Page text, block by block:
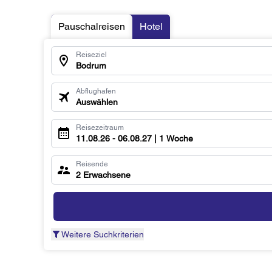
Pauschalreisen Hotel
Reiseziel
Bodrum
Abflughafen
Auswählen
Reisezeitraum
11.08.26 - 06.08.27 | 1 Woche
Reisende
2 Erwachsene
Weitere Suchkriterien